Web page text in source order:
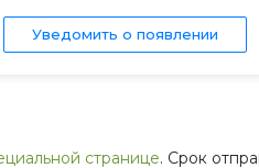
Уведомить о появлении
странице. Срок